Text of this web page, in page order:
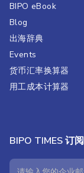
BIPO eBook
Blog
出海辞典
Events
货币汇率换算器
用工成本计算器
BIPO TIMES 订阅